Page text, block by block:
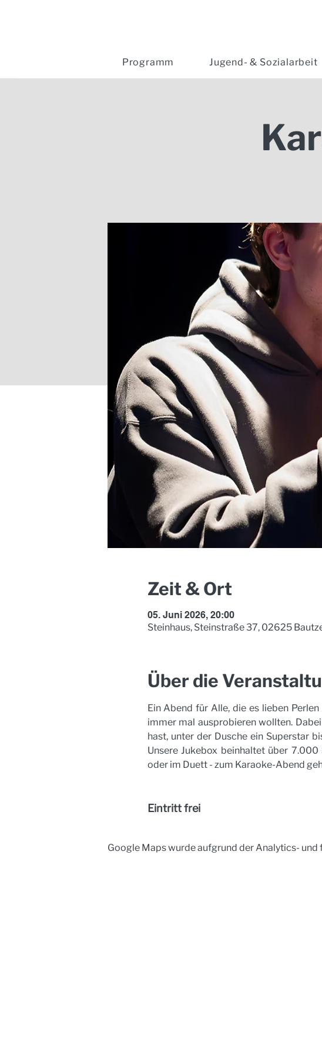
Programm Jugend- & Sozialarbeit
Zeit & Ort
05. Juni 2026, 20:00
Steinhaus, Steinstraße 37, 02625
Über die
Ein Abend für Alle, die es lieben
immer mal ausprobieren wollten.
hast, unter der Dusche ein Superstar
Unsere Jukebox beinhaltet über
oder im Duett - zum Karaoke-Abend
Eintritt frei
Google Maps wurde aufgrund der Analytics-